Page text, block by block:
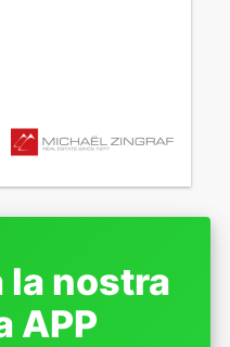
la nostra
APP